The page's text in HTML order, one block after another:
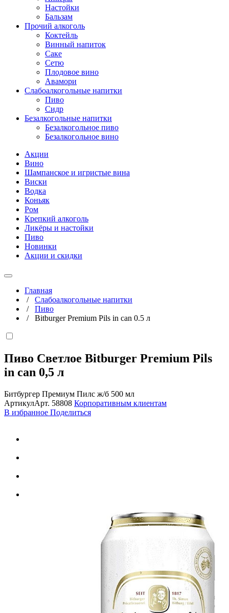
Настойки
Бальзам
Прочий алкоголь
Коктейль
Винный напиток
Саке
Сетю
Плодовое вино
Авамори
Слабоалкогольные напитки
Пиво
Сидр
Безалкогольные напитки
Безалкогольное пиво
Безалкогольное вино
Акции
Вино
Шампанское и игристые вина
Виски
Водка
Коньяк
Ром
Крепкий алкоголь
Ликёры и настойки
Пиво
Новинки
Акции и скидки
Главная
/ Слабоалкогольные напитки
/ Пиво
/ Bitburger Premium Pils in can 0.5 л
Пиво Светлое Bitburger Premium Pils
in can 0,5 л
Битбургер Премиум Пилс ж/б 500 мл
АртикулАрт. 58808 Корпоративным клиентам
В избранное Поделиться